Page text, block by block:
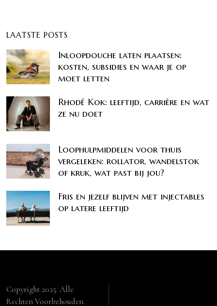
LAATSTE POSTS
Inloopdouche laten plaatsen:
kosten, subsidies en waar je op
moet letten
Rhodé Kok: leeftijd, carrière en wat
ze nu doet
Loophulpmiddelen voor thuis
vergeleken: rollator, wandelstok
of kruk, wat past bij jou?
Fris en jezelf blijven met injectables
op latere leeftijd
Copyright 2025. Alle
Rechten Voorbehouden.